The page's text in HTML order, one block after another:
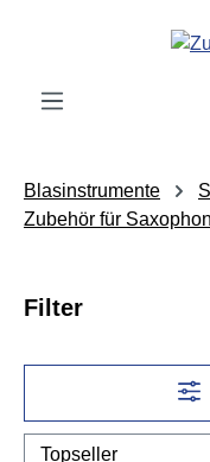
Zum Hauptinhalt
Blasinstrumente
Zubehör für
Filter